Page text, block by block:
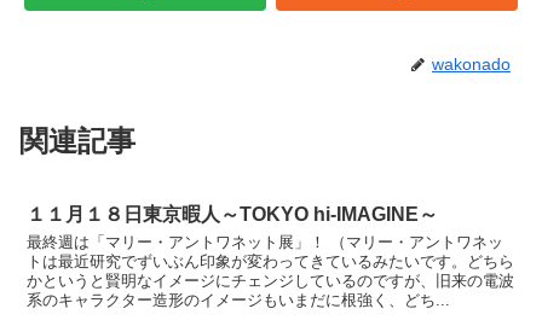
wakonado
関連記事
１１月１８日東京暇人～TOKYO hi-IMAGINE～
最終週は「マリー・アントワネット展」！ （マリー・アントワネッ
トは最近研究でずいぶん印象が変わってきているみたいです。どちら
かというと賢明なイメージにチェンジしているのですが、旧来の電波
系のキャラクター造形のイメージもいまだに根強く、どち...